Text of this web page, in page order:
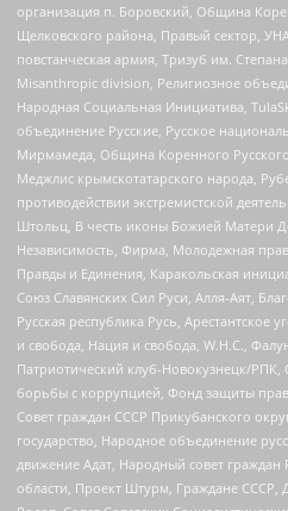
организация п. Боровский, Община
Щелковского района, Правый сектор,
повстанческая армия, Тризуб им.
Misanthropic division, Религиозное
Народная Социальная Инициатива,
объединение Русские, Русское
Мирмамеда, Община Коренного
Меджлис крымскотатарского народа,
противодействии экстремистской
Штольц, В честь иконы Божией Матери
Независимость, Фирма, Молодежная
Правды и Единения, Каракольская
Союз Славянских Сил Руси, Алля-Аят,
Русская республика Русь, Арестантское
и свобода, Нация и свобода, W.H.С.,
Патриотический клуб-Новокузнецк/
борьбы с коррупцией, Фонд защиты
Совет граждан СССР Прикубанского
государство, Народное объединение
движение Адат, Народный совет
области, Проект Штурм, Граждане СССР,